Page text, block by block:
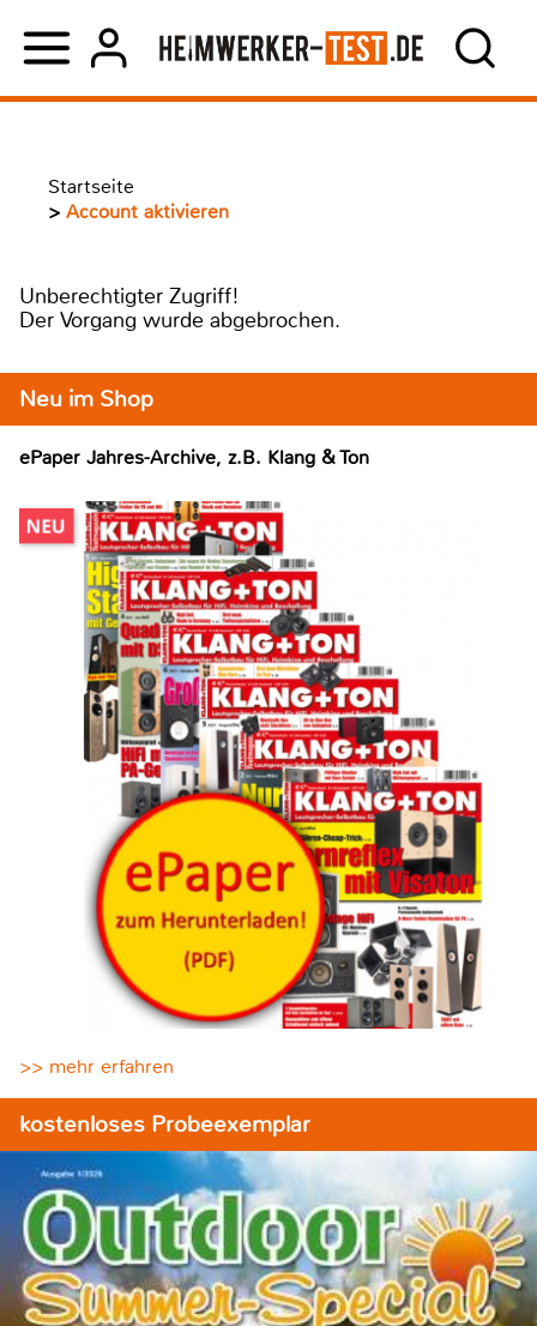
Startseite
> Account aktivieren
Unberechtigter Zugriff!
Der Vorgang wurde abgebrochen.
Neu im Shop
ePaper Jahres-Archive, z.B. Klang & Ton
>> mehr erfahren
kostenloses Probeexemplar